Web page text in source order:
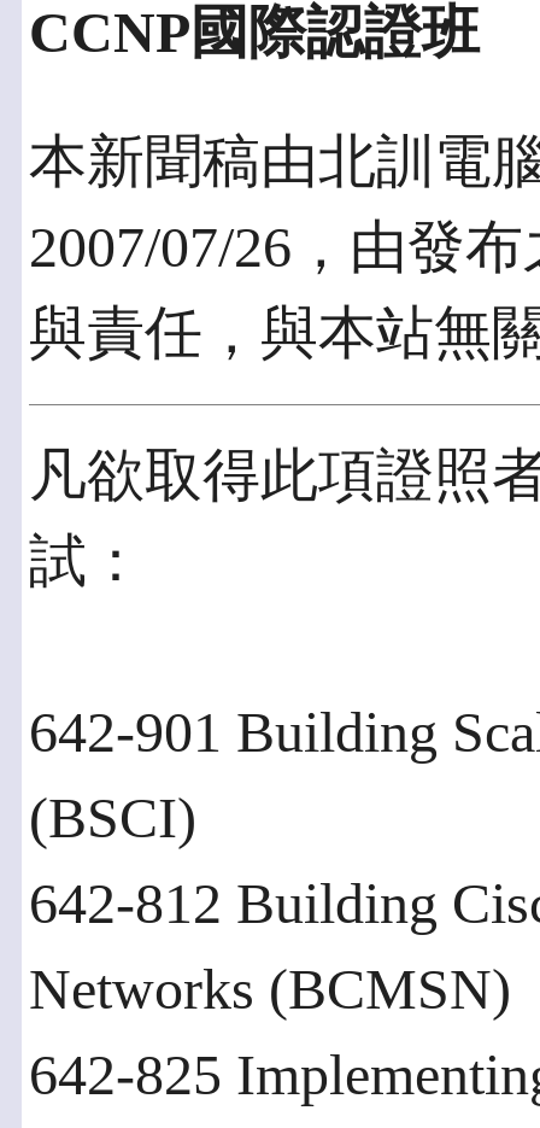
CCNP國際認證班
本新聞稿由北訓電
2007/07/26，由發
與責任，與本站無
凡欲取得此項證照
試：
642-901 Building
(BSCI)
642-812 Building
Networks (BCMSN)
642-825